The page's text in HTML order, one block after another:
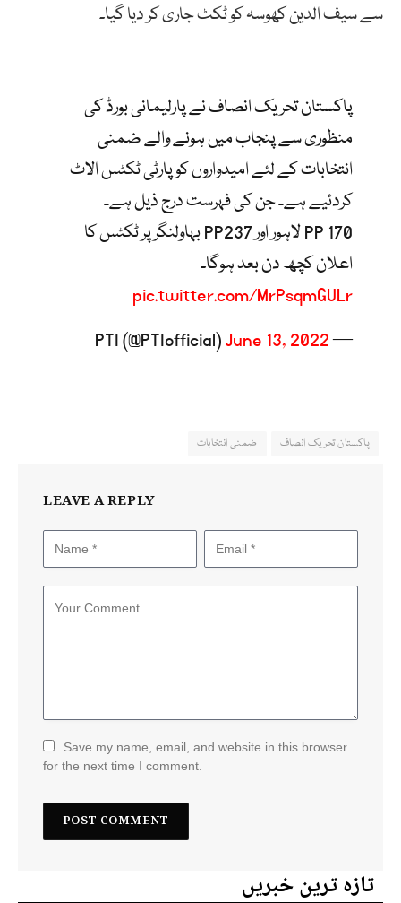
سے سیف الدین کھوسہ کو ٹکٹ جاری کر دیا گیا۔
پاکستان تحریک انصاف نے پارلیمانی بورڈ کی
منظوری سے پنجاب میں ہونے والے ضمنی
انتخابات کے لئے امیدواروں کو پارٹی ٹکٹس الاٹ
کردئیے ہے۔ جن کی فہرست درج ذیل ہے۔
PP 170 لاہور اور PP237 بہاولنگر پر ٹکٹس کا
اعلان کچھ دن بعد ہوگا۔
pic.twitter.com/MrPsqmGULr
— PTI (@PTIofficial)
June 13, 2022
پاکستان تحریک انصاف ضمنی انتخابات
LEAVE A REPLY
Save my name, email, and website in this browser
for the next time I comment.
تازہ ترین خبریں